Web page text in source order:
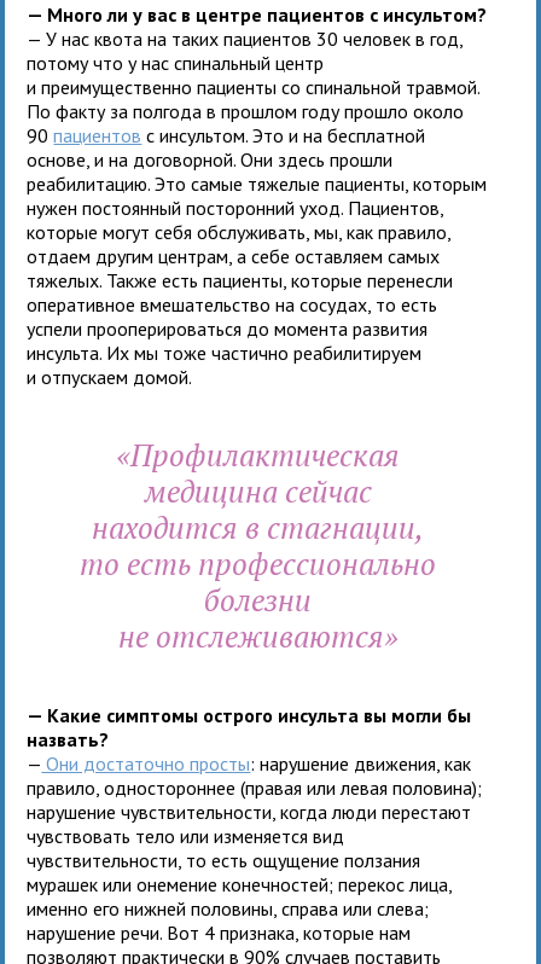
— Много ли у вас в центре пациентов с инсультом?
— У нас квота на таких пациентов 30 человек в год,
потому что у нас спинальный центр
и преимущественно пациенты со спинальной травмой.
По факту за полгода в прошлом году прошло около
90пациентов с инсультом. Это и на бесплатной
основе, и на договорной. Они здесь прошли
реабилитацию. Это самые тяжелые пациенты, которым
нужен постоянный посторонний уход. Пациентов,
которые могут себя обслуживать, мы, как правило,
отдаем другим центрам, а себе оставляем самых
тяжелых. Также есть пациенты, которые перенесли
оперативное вмешательство на сосудах, то есть
успели прооперироваться до момента развития
инсульта. Их мы тоже частично реабилитируем
и отпускаем домой.
«Профилактическая
медицина сейчас
находится в стагнации,
то есть профессионально
болезни
не отслеживаются»
— Какие симптомы острого инсульта вы могли бы
назвать?
— Они достаточно просты: нарушение движения, как
правило, одностороннее (правая или левая половина);
нарушение чувствительности, когда люди перестают
чувствовать тело или изменяется вид
чувствительности, то есть ощущение ползания
мурашек или онемение конечностей; перекос лица,
именно его нижней половины, справа или слева;
нарушение речи. Вот 4 признака, которые нам
позволяют практически в 90% случаев поставить